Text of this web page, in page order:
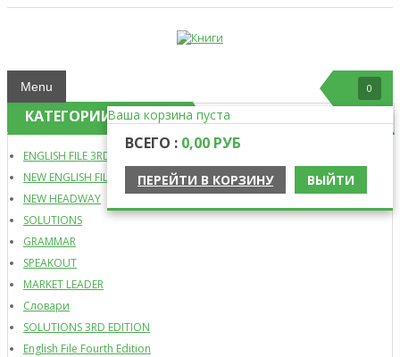
Menu 0
Ваша корзина пуста
ВСЕГО : 0,00 РУБ
ПЕРЕЙТИ В КОРЗИНУ ВЫЙТИ
КАТЕГОРИИ ТОВАРА
ENGLISH FILE 3RD EDITION
NEW ENGLISH FILE
NEW HEADWAY
SOLUTIONS
GRAMMAR
SPEAKOUT
MARKET LEADER
Словари
SOLUTIONS 3RD EDITION
English File Fourth Edition